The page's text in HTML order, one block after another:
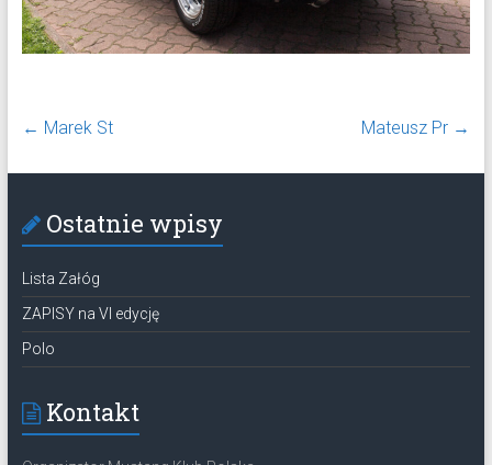
← Marek St Mateusz Pr →
Ostatnie wpisy
Lista Załóg
ZAPISY na VI edycję
Polo
Kontakt